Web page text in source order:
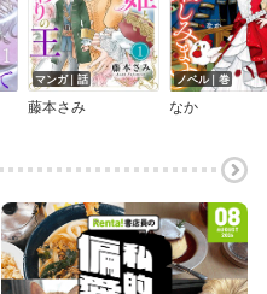
マンガ｜話
藤本さみ
ノベル｜巻
なか